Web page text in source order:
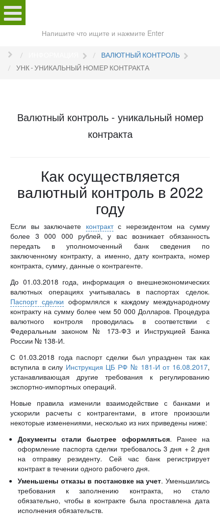
сайту
ВАЛЮТНЫЙ КОНТРОЛЬ
УНК - УНИКАЛЬНЫЙ НОМЕР КОНТРАКТА
Валютный контроль - уникальный номер
контракта
Как осуществляется
валютный контроль в 2022
году
Если вы заключаете контрактс нерезидентом на сумму
более 3 000 000 рублей, у вас возникает обязанность
передать в уполномоченный банк сведения по
заключенному контракту, а именно, дату контракта, номер
контракта, сумму, данные о контрагенте.
До 01.03.2018 года, информация о внешнеэкономических
валютных операциях учитывалась в паспортах сделок.
Паспорт сделки оформлялся к каждому международному
контракту на сумму более чем 50 000 Долларов. Процедура
валютного контроля проводилась в соответствии с
Федеральным законом № 173-ФЗ и Инструкцией Банка
России № 138-И.
С 01.03.2018 года паспорт сделки был упразднен так как
вступила в силу Инструкция ЦБ РФ № 181-И от 16.08.2017,
устанавливающая другие требования к регулированию
экспортно-импортных операций.
Новые правила изменили взаимодействие с банками и
ускорили расчеты с контрагентами, в итоге произошли
некоторые изменениями, несколько из них приведены ниже:
Документы стали быстрее оформляться. Ранее на
оформление паспорта сделки требовалось 3 дня + 2 дня
на отправку резиденту. Сей час банк регистрирует
контракт в течении одного рабочего дня.
Уменьшены отказы в постановке на учет. Уменьшились
требования к заполнению контракта, но стало
обязательно, чтобы в контракте была проставлена дата
исполнения обязательств.